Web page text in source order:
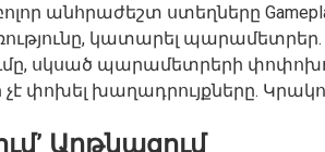
անհրաժեշտ ստեղները
կատարել պարամետրեր.
սկսած պարամետրերի
խաղադրույքները.
Արթնացում